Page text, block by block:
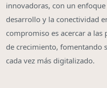
innovadoras, con un
desarrollo y la conectividad
compromiso es acercar a
de crecimiento, fomentando
cada vez más digitalizado.